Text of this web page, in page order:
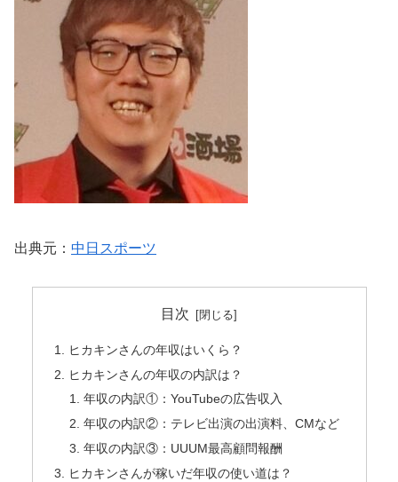
出典元： 中日スポーツ
目次
ヒカキンさんの年収はいくら？
ヒカキンさんの年収の内訳は？
年収の内訳①：YouTubeの広告収入
年収の内訳②：テレビ出演の出演料、CMなど
年収の内訳③：UUUM最高顧問報酬
ヒカキンさんが稼いだ年収の使い道は？